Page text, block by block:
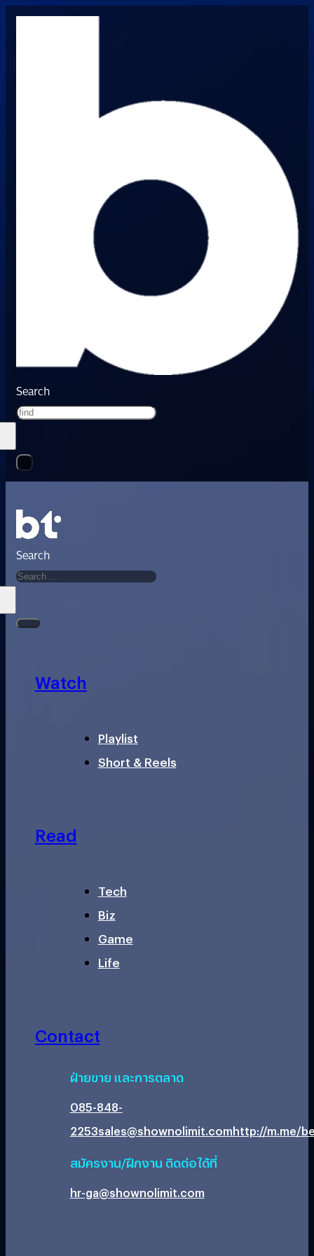
Search
Search
Watch
Playlist
Short & Reels
Read
Tech
Biz
Game
Life
Contact
ฝ่ายขาย และการตลาด
085-848-
2253sales@shownolimit.comhttp://m.me/
สมัครงาน/ฝึกงาน ติดต่อได้ที่
hr-ga@shownolimit.com